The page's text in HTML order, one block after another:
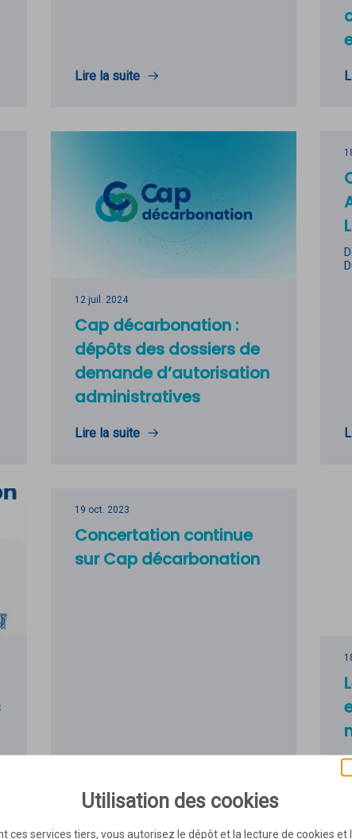
Lire la suite
12 juil. 2024
Cap décarbonation :
dépôts des dossiers de
demande d’autorisation
administratives
Lire la suite
19 oct. 2023
Concertation continue
sur Cap décarbonation
Utilisation des cookies
ces services tiers, vous autorisez le dépôt et la lecture de cookies et